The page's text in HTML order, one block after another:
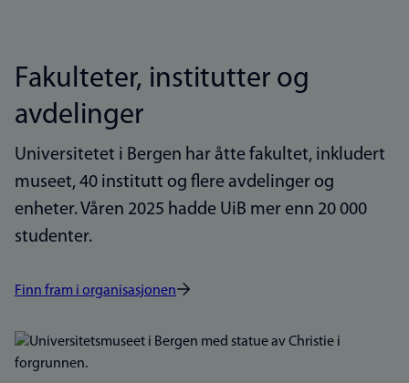
Fakulteter, institutter og
avdelinger
Universitetet i Bergen har åtte fakultet, inkludert
museet, 40 institutt og flere avdelinger og
enheter. Våren 2025 hadde UiB mer enn 20 000
studenter.
Finn fram i organisasjonen
Bilde